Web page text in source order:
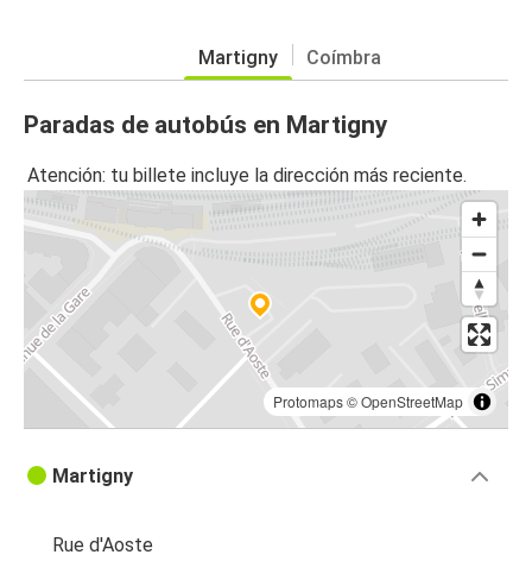
Martigny Coímbra
Paradas de autobús en Martigny
Atención: tu billete incluye la dirección más reciente.
Protomaps©OpenStreetMap
Martigny
Rue d'Aoste